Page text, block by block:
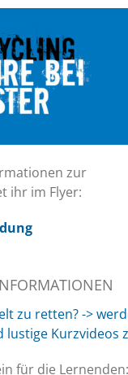
zur
ihr im Flyer:
zu retten? ->
lustige Kurzvideos
für die Lernenden: